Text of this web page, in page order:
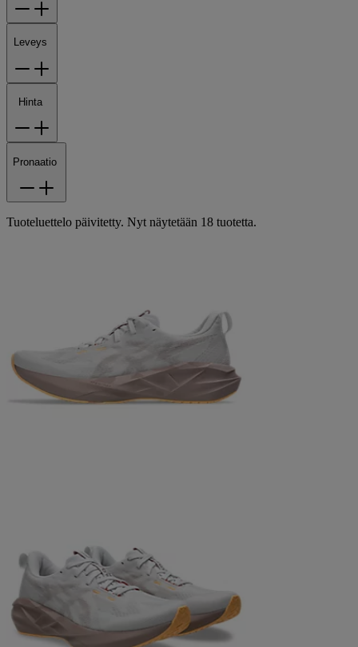
Leveys
Hinta
Pronaatio
Tuoteluettelo päivitetty. Nyt näytetään 18 tuotetta.